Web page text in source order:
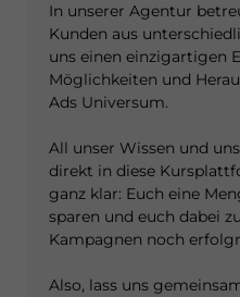
In unserer Agentur
Kunden aus
uns einen einzigartigen
Möglichkeiten und
Ads Universum.
All unser Wissen und
direkt in diese
ganz klar: Euch eine
sparen und euch dabei
Kampagnen noch
Also, lass uns